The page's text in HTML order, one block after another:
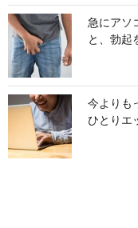
急にアソ
と、勃起
今よりも
ひとりエ